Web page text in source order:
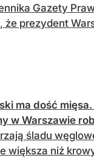
Gazety
że prezydent
ma dość
w Warszawie
śladu
większa niż